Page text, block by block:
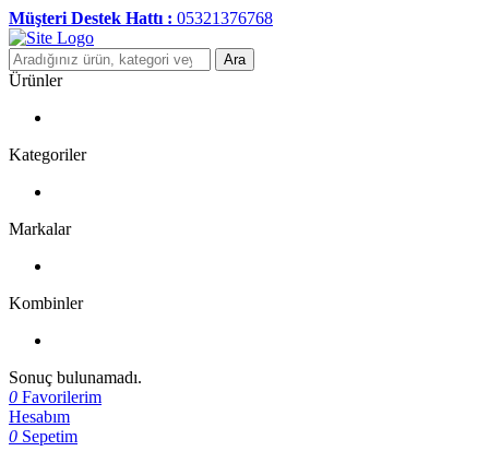
Müşteri Destek Hattı : 05321376768
Ara
Ürünler
Kategoriler
Markalar
Kombinler
Sonuç bulunamadı.
0 Favorilerim
Hesabım
0 Sepetim